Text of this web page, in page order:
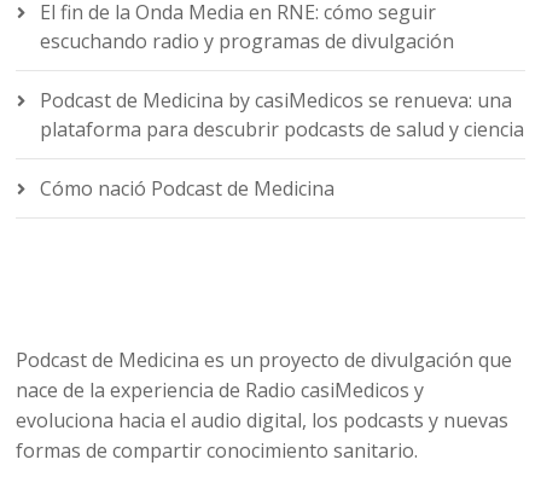
El fin de la Onda Media en RNE: cómo seguir
escuchando radio y programas de divulgación
Podcast de Medicina by casiMedicos se renueva: una
plataforma para descubrir podcasts de salud y ciencia
Cómo nació Podcast de Medicina
Podcast de Medicina es un proyecto de divulgación que
nace de la experiencia de Radio casiMedicos y
evoluciona hacia el audio digital, los podcasts y nuevas
formas de compartir conocimiento sanitario.